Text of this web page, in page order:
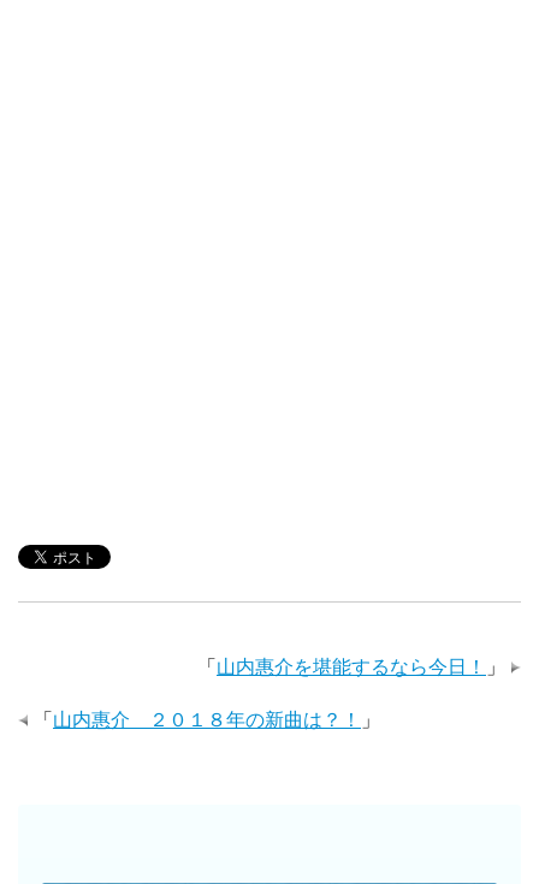
「 山内惠介を堪能するなら今日！ 」
「 山内惠介 ２０１８年の新曲は？！ 」